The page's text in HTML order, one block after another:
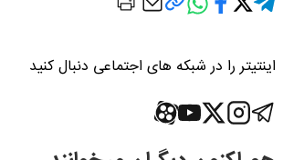
اینتیتر را در شبکه های اجتماعی دنبال کنید